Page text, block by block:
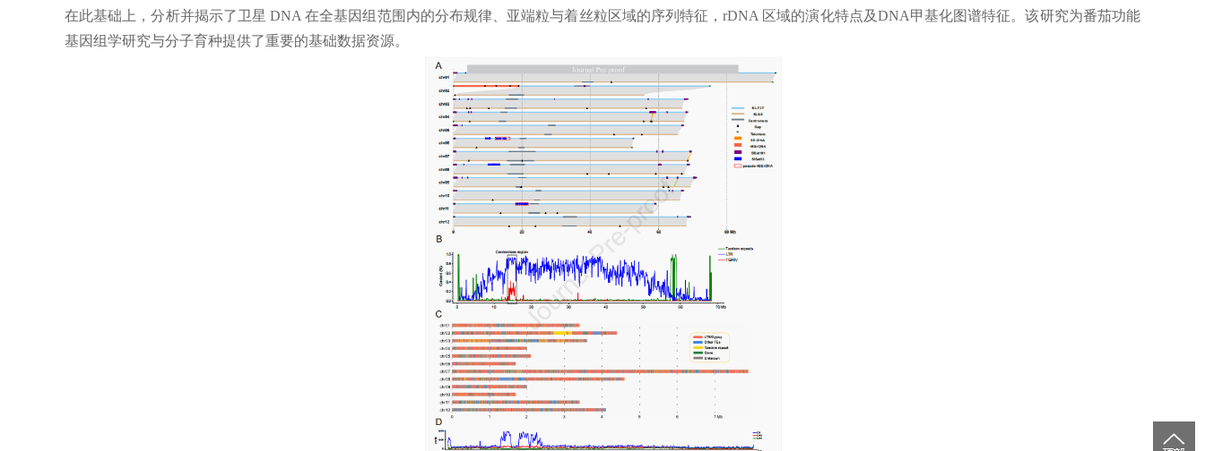
在此基础上，分析并揭示了卫星 DNA 在全基因组范围内的分布规律、亚端粒与着丝粒区域的序列特征，rDNA 区域的演化特点及DNA甲基化图谱特征。该研究为番茄功能
基因组学研究与分子育种提供了重要的基础数据资源。